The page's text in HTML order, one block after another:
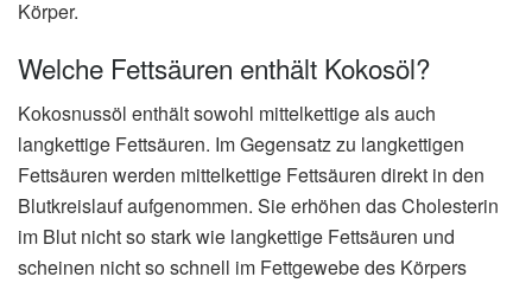
Körper.
Welche Fettsäuren enthält Kokosöl?
Kokosnussöl enthält sowohl mittelkettige als auch
langkettige Fettsäuren. Im Gegensatz zu langkettigen
Fettsäuren werden mittelkettige Fettsäuren direkt in den
Blutkreislauf aufgenommen. Sie erhöhen das Cholesterin
im Blut nicht so stark wie langkettige Fettsäuren und
scheinen nicht so schnell im Fettgewebe des Körpers